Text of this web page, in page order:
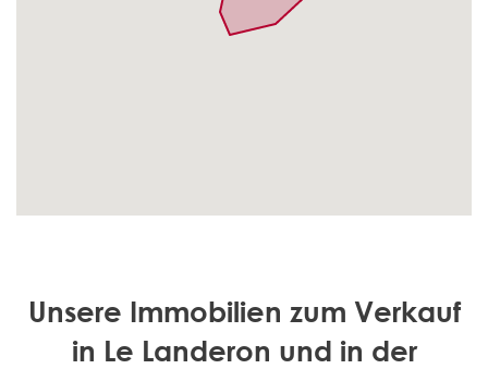
Unsere Immobilien zum Verkauf
in Le Landeron und in der